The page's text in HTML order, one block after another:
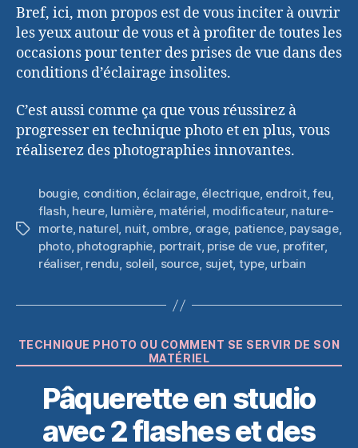
Bref, ici, mon propos est de vous inciter à ouvrir
les yeux autour de vous et à profiter de toutes les
occasions pour tenter des prises de vue dans des
conditions d’éclairage insolites.
C’est aussi comme ça que vous réussirez à
progresser en technique photo et en plus, vous
réaliserez des photographies innovantes.
Étiquettes
bougie, condition, éclairage, électrique, endroit,feu,
flash, heure, lumière, matériel, modificateur, nature-
morte, naturel, nuit, ombre, orage, patience, paysage,
photo, photographie, portrait, prise de vue, profiter,
réaliser, rendu, soleil, source, sujet, type, urbain
Catégories
TECHNIQUE PHOTO OU COMMENT SE SERVIR DE SON
MATÉRIEL
Pâquerette en studio
avec 2 flashes et des